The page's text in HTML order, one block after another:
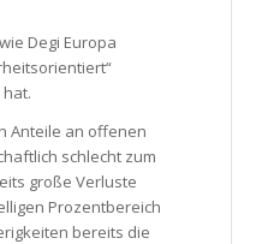
Degi Europa
Anteile an offenen
schlecht zum
große Verluste
Prozentbereich
bereits die